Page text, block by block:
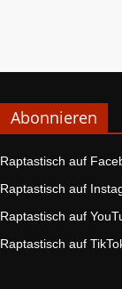
Abonnieren
Raptastisch auf
Raptastisch auf
Raptastisch auf
Raptastisch auf